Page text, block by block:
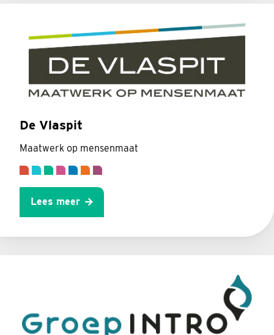
De Vlaspit
Maatwerk op mensenmaat
Lees meer